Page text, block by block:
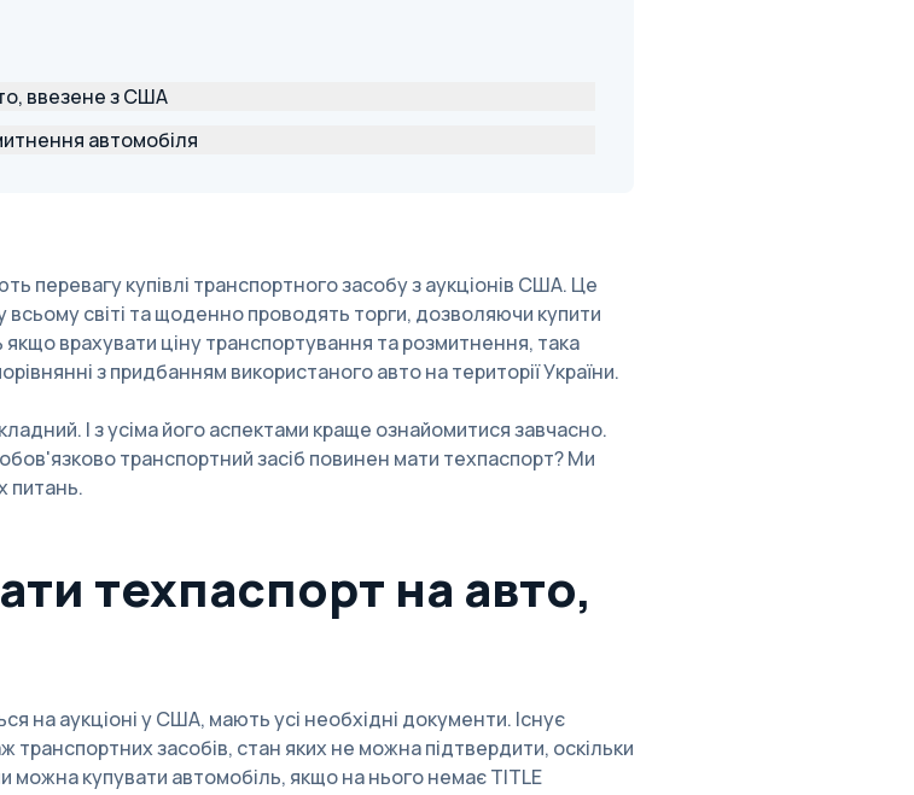
ввезене з США
автомобіля
перевагу купівлі транспортного засобу з аукціонів США. Це
всьому світі та щоденно проводять торги, дозволяючи купити
якщо врахувати ціну транспортування та розмитнення, така
з придбанням використаного авто на території України.
І з усіма його аспектами краще ознайомитися завчасно.
обов'язково транспортний засіб повинен мати техпаспорт? Ми
питань.
техпаспорт на авто,
на аукціоні у США, мають усі необхідні документи. Існує
засобів, стан яких не можна підтвердити, оскільки
можна купувати автомобіль, якщо на нього немає TITLE